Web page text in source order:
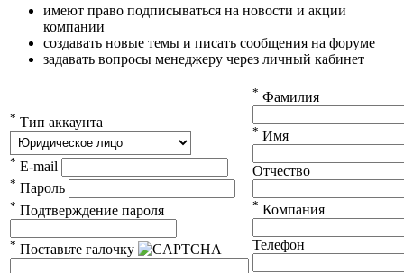
имеют право подписываться на новости и акции
компании
создавать новые темы и писать сообщения на форуме
задавать вопросы менеджеру через личный кабинет
* Тип аккаунта
* E-mail
* Пароль
* Подтверждение пароля
* Поставьте галочку
* Фамилия
* Имя
Отчество
* Компания
Телефон